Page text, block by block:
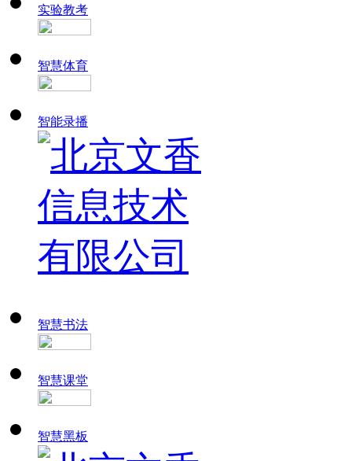
实验教考
智慧体育
智能录播
智慧书法
智慧课堂
智慧黑板